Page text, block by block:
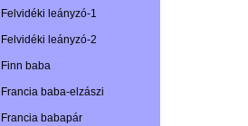
Felvidéki leányzó-1
Felvidéki leányzó-2
Finn baba
Francia baba-elzászi
Francia babapár